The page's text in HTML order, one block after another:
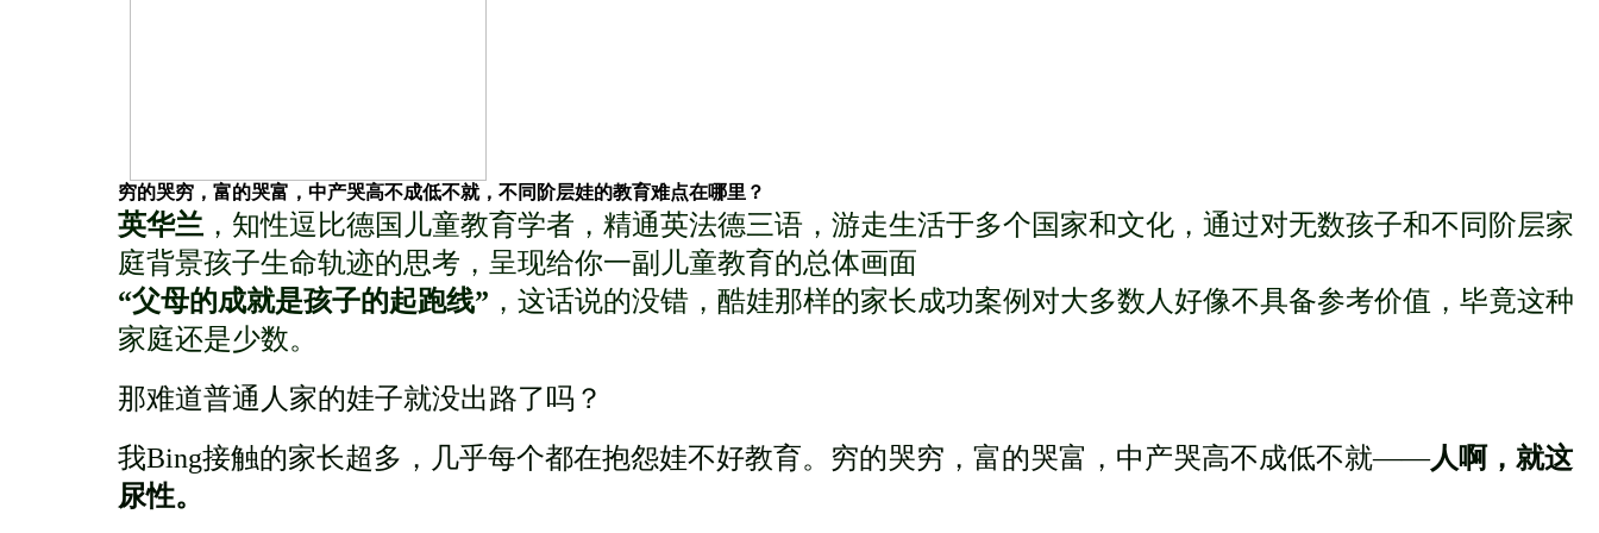
穷的哭穷，富的哭富，中产哭高不成低不就，不同阶层娃的教育难点在哪里？
英华兰 ，知性逗比德国儿童教育学者，精通英法德三语，游走生活于多个国家和文化，通过对无数孩子和不同阶层家
庭背景孩子生命轨迹的思考，呈现给你一副儿童教育的总体画面
“父母的成就是孩子的起跑线” ，这话说的没错，酷娃那样的家长成功案例对大多数人好像不具备参考价值，毕竟这种
家庭还是少数。
那难道普通人家的娃子就没出路了吗？
我Bing接触的家长超多，几乎每个都在抱怨娃不好教育。穷的哭穷，富的哭富，中产哭高不成低不就——人啊，就这
尿性。